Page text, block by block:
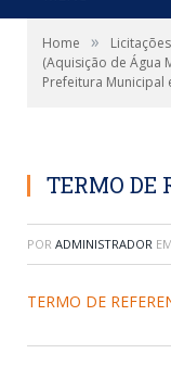
Home » Licitações
(Aquisição de Água
Prefeitura Municipal
TERMO DE
POR ADMINISTRADOR EM
TERMO DE